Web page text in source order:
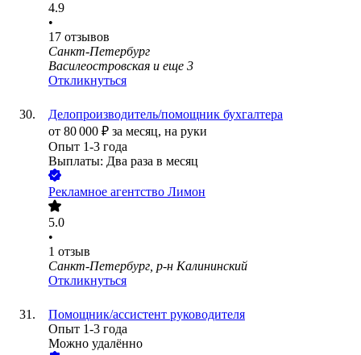
4.9
•
17 отзывов
Санкт-Петербург
Василеостровская и еще 3
Откликнуться
Делопроизводитель/помощник бухгалтера
от 80 000 ₽ за месяц, на руки
Опыт 1-3 года
Выплаты: Два раза в месяц
Рекламное агентство Лимон
5.0
•
1 отзыв
Санкт-Петербург, р-н Калининский
Откликнуться
Помощник/ассистент руководителя
Опыт 1-3 года
Можно удалённо